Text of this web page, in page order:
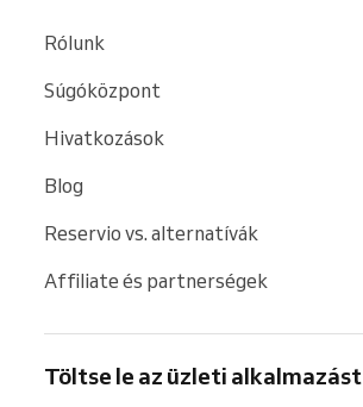
Rólunk
Súgóközpont
Hivatkozások
Blog
Reservio vs. alternatívák
Affiliate és partnerségek
Töltse le az üzleti alkalmazást